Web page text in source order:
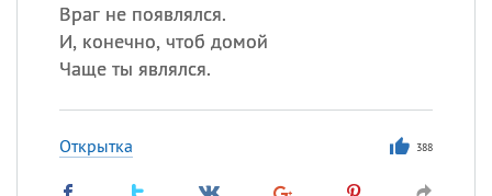
Враг не появлялся.
И, конечно, чтоб домой
Чаще ты являлся.
Открытка 388